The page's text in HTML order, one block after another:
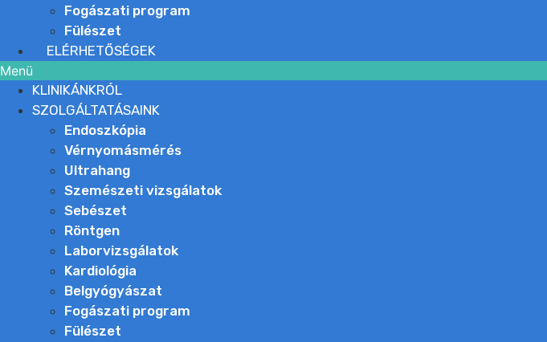
Fogászati program
Fülészet
ELÉRHETŐSÉGEK
Menü
KLINIKÁNKRÓL
SZOLGÁLTATÁSAINK
Endoszkópia
Vérnyomásmérés
Ultrahang
Szemészeti vizsgálatok
Sebészet
Röntgen
Laborvizsgálatok
Kardiológia
Belgyógyászat
Fogászati program
Fülészet